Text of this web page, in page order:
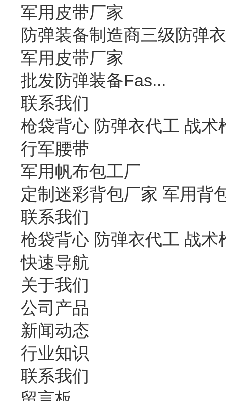
军用皮带厂家
防弹装备制造商三级防弹衣
军用皮带厂家
批发防弹装备Fas...
联系我们
枪袋背心 防弹衣代工 战术
行军腰带
军用帆布包工厂
定制迷彩背包厂家 军用背
联系我们
枪袋背心 防弹衣代工 战术
快速导航
关于我们
公司产品
新闻动态
行业知识
联系我们